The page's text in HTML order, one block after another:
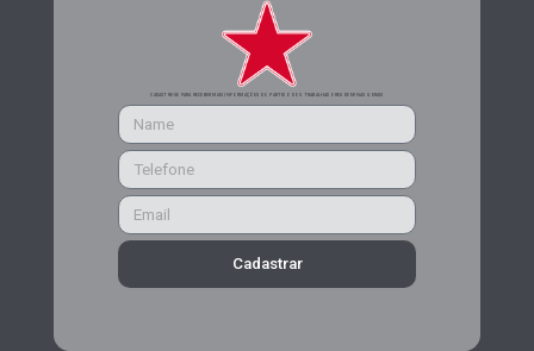
CADASTRE-SE PARA RECEBER MAIS INFORMAÇÕES DO PARTIDO DOS TRABALHADORES DE MINAS GERAIS
Cadastrar